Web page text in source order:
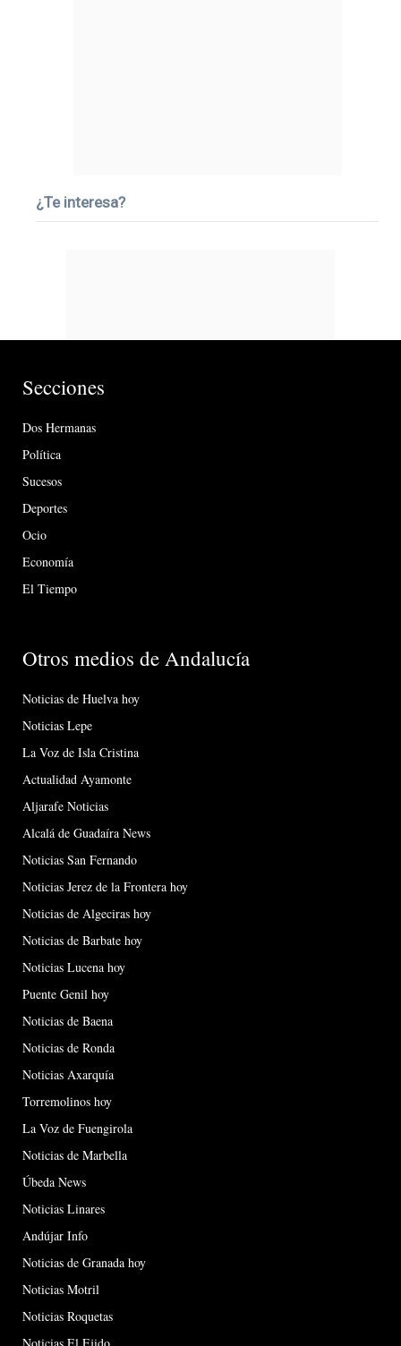
¿Te interesa?
Secciones
Dos Hermanas
Política
Sucesos
Deportes
Ocio
Economía
El Tiempo
Otros medios de Andalucía
Noticias de Huelva hoy
Noticias Lepe
La Voz de Isla Cristina
Actualidad Ayamonte
Aljarafe Noticias
Alcalá de Guadaíra News
Noticias San Fernando
Noticias Jerez de la Frontera hoy
Noticias de Algeciras hoy
Noticias de Barbate hoy
Noticias Lucena hoy
Puente Genil hoy
Noticias de Baena
Noticias de Ronda
Noticias Axarquía
Torremolinos hoy
La Voz de Fuengirola
Noticias de Marbella
Úbeda News
Noticias Linares
Andújar Info
Noticias de Granada hoy
Noticias Motril
Noticias Roquetas